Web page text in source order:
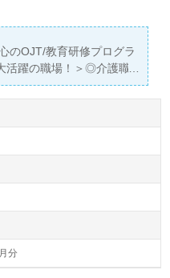
のOJT/教育研修プログラ
活躍の職場！＞◎介護職/
与2回】＊初任者研修以上
歩6分。お車通勤可能で
個室）『特別養護老人ホ
心会（本部：大阪府大阪
に特別養護老人ホーム、
ス、介護老人保健施設、
ます。法人理念は『あふ
の方が『笑顔であふれる
人様です。
分